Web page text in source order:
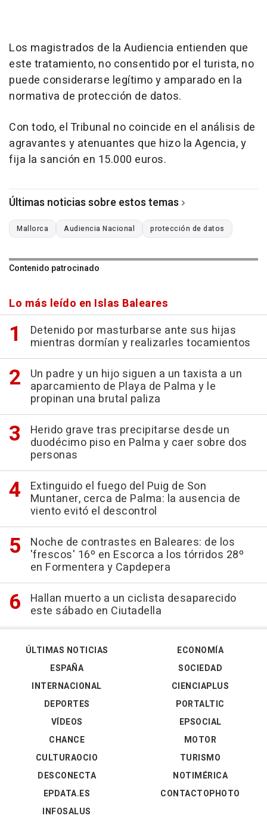
Los magistrados de la Audiencia entienden que
este tratamiento, no consentido por el turista, no
puede considerarse legítimo y amparado en la
normativa de protección de datos.
Con todo, el Tribunal no coincide en el análisis de
agravantes y atenuantes que hizo la Agencia, y
fija la sanción en 15.000 euros.
Últimas noticias sobre estos temas
Mallorca Audiencia Nacional protección de datos
Contenido patrocinado
Lo más leído en Islas Baleares
Detenido por masturbarse ante sus hijas
mientras dormían y realizarles tocamientos
Un padre y un hijo siguen a un taxista a un
aparcamiento de Playa de Palma y le
propinan una brutal paliza
Herido grave tras precipitarse desde un
duodécimo piso en Palma y caer sobre dos
personas
Extinguido el fuego del Puig de Son
Muntaner, cerca de Palma: la ausencia de
viento evitó el descontrol
Noche de contrastes en Baleares: de los
'frescos' 16º en Escorca a los tórridos 28º
en Formentera y Capdepera
Hallan muerto a un ciclista desaparecido
este sábado en Ciutadella
ÚLTIMAS NOTICIAS
ESPAÑA
INTERNACIONAL
DEPORTES
VÍDEOS
ECONOMÍA
SOCIEDAD
CIENCIAPLUS
PORTALTIC
EPSOCIAL
CHANCE
CULTURAOCIO
DESCONECTA
EPDATA.ES
INFOSALUS
MOTOR
TURISMO
NOTIMÉRICA
CONTACTOPHOTO